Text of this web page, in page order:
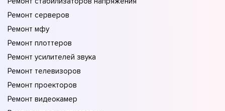
Ремонт серверов
Ремонт мфу
Ремонт плоттеров
Ремонт усилителей звука
Ремонт телевизоров
Ремонт проекторов
Ремонт видеокамер